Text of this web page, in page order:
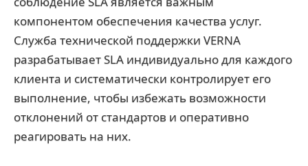
компонентом обеспечения качества услуг.
Служба технической поддержки VERNA
разрабатывает SLA индивидуально для каждого
клиента и систематически контролирует его
выполнение, чтобы избежать возможности
отклонений от стандартов и оперативно
реагировать на них.